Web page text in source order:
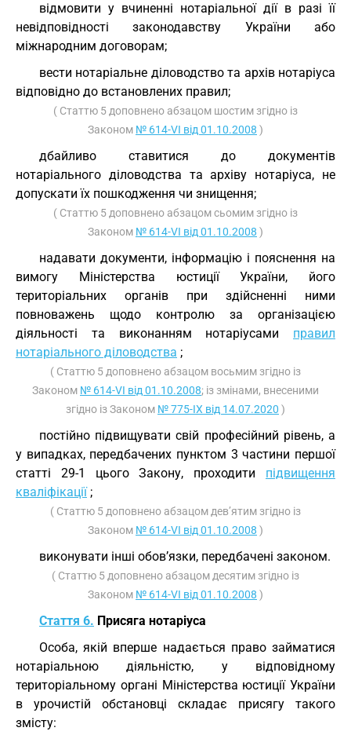
відмовити у вчиненні нотаріальної дії в разі її
невідповідності законодавству України або
міжнародним договорам;
вести нотаріальне діловодство та архів нотаріуса
відповідно до встановлених правил;
( Статтю 5 доповнено абзацом шостим згідно із
Законом № 614-VI від 01.10.2008 )
дбайливо ставитися до документів
нотаріального діловодства та архіву нотаріуса, не
допускати їх пошкодження чи знищення;
( Статтю 5 доповнено абзацом сьомим згідно із
Законом № 614-VI від 01.10.2008 )
надавати документи, інформацію і пояснення на
вимогу Міністерства юстиції України, його
територіальних органів при здійсненні ними
повноважень щодо контролю за організацією
діяльності та виконанням нотаріусами правил
нотаріального діловодства ;
( Статтю 5 доповнено абзацом восьмим згідно із
Законом № 614-VI від 01.10.2008; із змінами, внесеними
згідно із Законом № 775-IX від 14.07.2020 )
постійно підвищувати свій професійний рівень, а
у випадках, передбачених пунктом 3 частини першої
статті 29-1 цього Закону, проходити підвищення
кваліфікації;
( Статтю 5 доповнено абзацом дев’ятим згідно із
Законом № 614-VI від 01.10.2008 )
виконувати інші обов’язки, передбачені законом.
( Статтю 5 доповнено абзацом десятим згідно із
Законом № 614-VI від 01.10.2008 )
Стаття 6. Присяга нотаріуса
Особа, якій вперше надається право займатися
нотаріальною діяльністю, у відповідному
територіальному органі Міністерства юстиції України
в урочистій обстановці складає присягу такого
змісту: